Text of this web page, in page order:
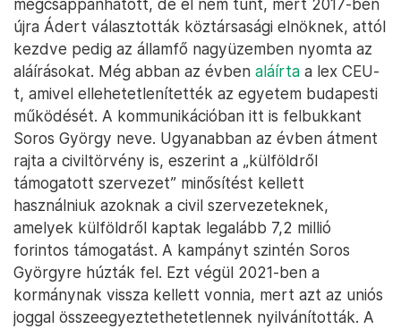
megcsappanhatott, de el nem tűnt, mert 2017-ben
újra Ádert választották köztársasági elnöknek, attól
kezdve pedig az államfő nagyüzemben nyomta az
aláírásokat. Még abban az évben aláírta a lex CEU-
t, amivel ellehetetlenítették az egyetem budapesti
működését. A kommunikációban itt is felbukkant
Soros György neve. Ugyanabban az évben átment
rajta a civiltörvény is, eszerint a „külföldről
támogatott szervezet” minősítést kellett
használniuk azoknak a civil szervezeteknek,
amelyek külföldről kaptak legalább 7,2 millió
forintos támogatást. A kampányt szintén Soros
Györgyre húzták fel. Ezt végül 2021-ben a
kormánynak vissza kellett vonnia, mert azt az uniós
joggal összeegyeztethetetlennek nyilvánították. A